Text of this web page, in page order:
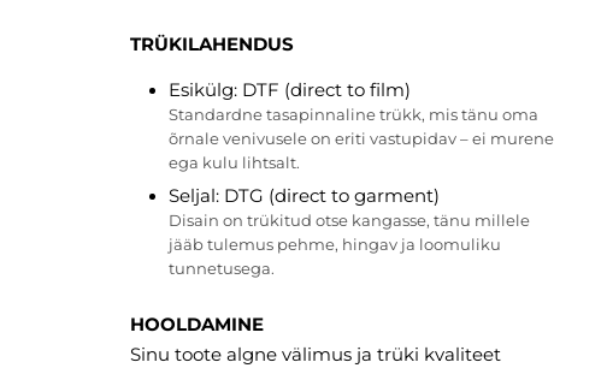
TRÜKILAHENDUS
Esikülg: DTF (direct to film)
Standardne tasapinnaline trükk, mis tänu oma
õrnale venivusele on eriti vastupidav – ei murene
ega kulu lihtsalt.
Seljal: DTG (direct to garment)
Disain on trükitud otse kangasse, tänu millele
jääb tulemus pehme, hingav ja loomuliku
tunnetusega.
HOOLDAMINE
Sinu toote algne välimus ja trüki kvaliteet